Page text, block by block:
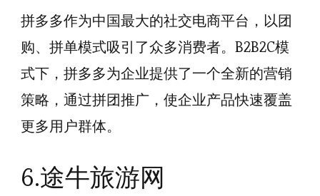
拼多多作为中国最大的社交电商平台，以团
购、拼单模式吸引了众多消费者。B2B2C模
式下，拼多多为企业提供了一个全新的营销
策略，通过拼团推广，使企业产品快速覆盖
更多用户群体。
6.途牛旅游网